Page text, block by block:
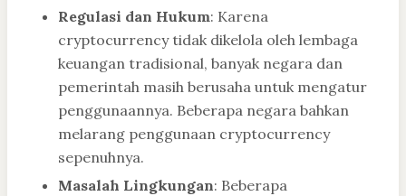
Regulasi dan Hukum: Karena
cryptocurrency tidak dikelola oleh lembaga
keuangan tradisional, banyak negara dan
pemerintah masih berusaha untuk mengatur
penggunaannya. Beberapa negara bahkan
melarang penggunaan cryptocurrency
sepenuhnya.
Masalah Lingkungan: Beberapa